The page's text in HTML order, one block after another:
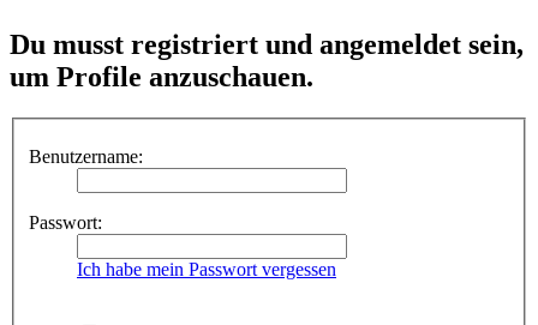
Du musst registriert und angemeldet sein,
um Profile anzuschauen.
Benutzername:
Passwort:
Ich habe mein Passwort vergessen